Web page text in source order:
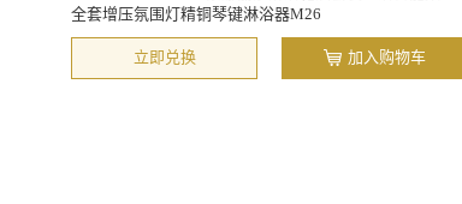
全套增压氛围灯精铜琴键淋浴器M26
立即兑换 加入购物车